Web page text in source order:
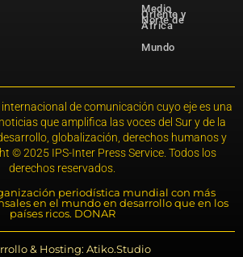
Medio
Oriente y
Norte de
África
Mundo
de comunicación cuyo eje es una
que amplifica las voces del Sur y de la
globalización, derechos humanos y
© 2025 IPS-Inter Press Service. Todos los
derechos reservados.
periodística mundial con más
en el mundo en desarrollo que en los
países ricos. DONAR
& Hosting: Atiko.Studio